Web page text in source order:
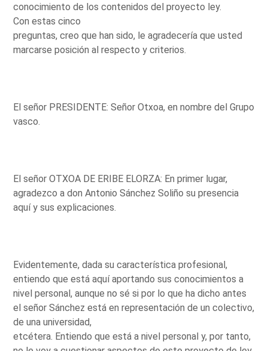
conocimiento de los contenidos del proyecto ley.
Con estas cinco
preguntas, creo que han sido, le agradecería que usted
marcarse posición al respecto y criterios.
El señor PRESIDENTE: Señor Otxoa, en nombre del Grupo
vasco.
El señor OTXOA DE ERIBE ELORZA: En primer lugar,
agradezco a don Antonio Sánchez Soliño su presencia
aquí y sus explicaciones.
Evidentemente, dada su característica profesional,
entiendo que está aquí aportando sus conocimientos a
nivel personal, aunque no sé si por lo que ha dicho antes
el señor Sánchez está en representación de un colectivo,
de una universidad,
etcétera. Entiendo que está a nivel personal y, por tanto,